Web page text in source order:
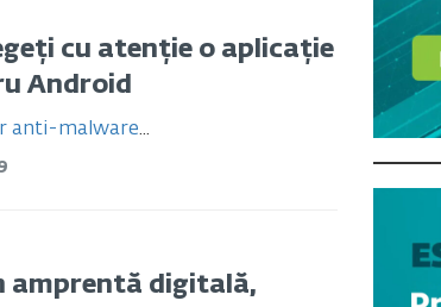
cu atenție o aplicație
Android
anti-malware...
amprentă digitală,